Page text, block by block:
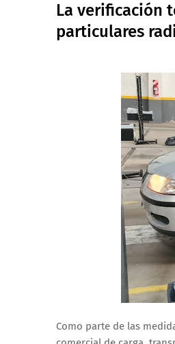
La verificación
particulares
Como parte de las